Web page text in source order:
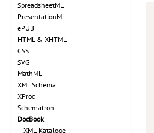
SpreadsheetML
PresentationML
ePUB
HTML & XHTML
CSS
SVG
MathML
XML Schema
XProc
Schematron
DocBook
XML-Kataloge